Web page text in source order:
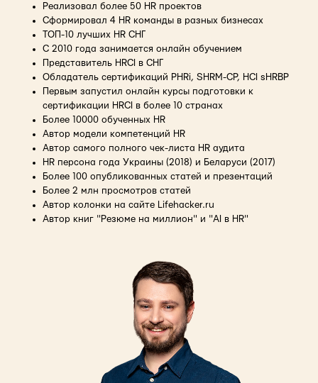
Реализовал более 50 HR проектов
Сформировал 4 HR команды в разных бизнесах
ТОП-10 лучших HR СНГ
С 2010 года занимается онлайн обучением
Представитель HRCI в СНГ
Обладатель сертификаций PHRi, SHRM-CP, HCI sHRBP
Первым запустил онлайн курсы подготовки к
сертификации HRCI в более 10 странах
Более 10000 обученных HR
Автор модели компетенций HR
Автор самого полного чек-листа HR аудита
HR персона года Украины (2018) и Беларуси (2017)
Более 100 опубликованных статей и презентаций
Более 2 млн просмотров статей
Автор колонки на сайте Lifehacker.ru
Автор книг "Резюме на миллион" и "AI в HR"